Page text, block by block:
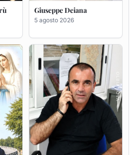
Bastianino Taras
4 agosto 2026